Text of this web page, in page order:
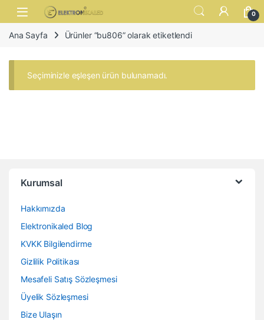
Skip to navigation
Skip to content
Open 0
Ana Sayfa Ürünler “bu806” olarak etiketlendi
Seçiminizle eşleşen ürün bulunamadı.
Kurumsal
Hakkımızda
Elektronikaled Blog
KVKK Bilgilendirme
Gizlilik Politikası
Mesafeli Satış Sözleşmesi
Üyelik Sözleşmesi
Bize Ulaşın